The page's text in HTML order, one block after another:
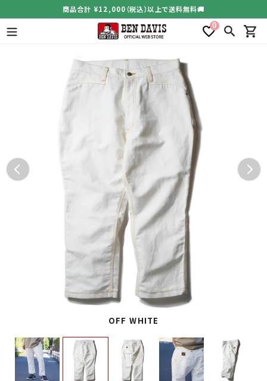
ン
テ
商品合計 ¥12,000（税込）以上で送料無料🚚
0
検索 カ
OFF WHITE